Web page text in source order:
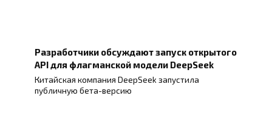
Разработчики обсуждают запуск открытого
API для флагманской модели DeepSeek
Китайская компания DeepSeek запустила
публичную бета-версию